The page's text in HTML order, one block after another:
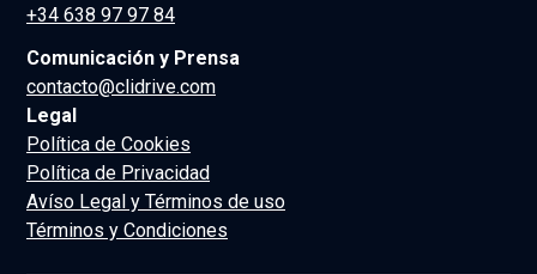
+34 638 97 97 84
Comunicación y Prensa
contacto@clidrive.com
Legal
Política de Cookies
Política de Privacidad
Avíso Legal y Términos de uso
Términos y Condiciones